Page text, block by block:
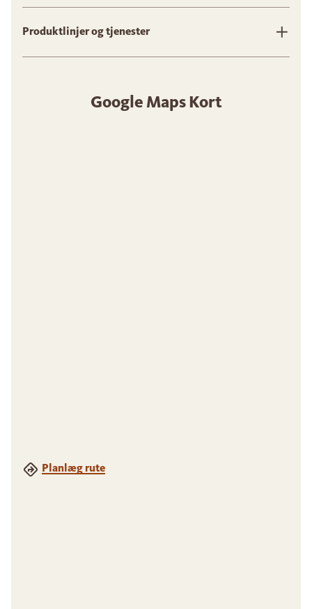
Produktlinjer og tjenester
Google Maps Kort
Planlæg rute